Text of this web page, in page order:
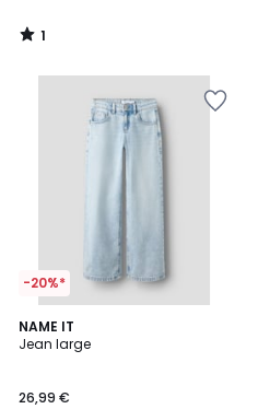
1
/
-20%*
NAME IT
Jean large
26,99 €
5
/